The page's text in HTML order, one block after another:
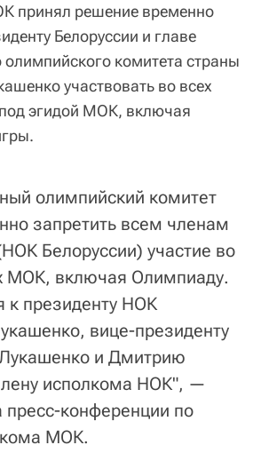
принял решение временно
Белоруссии и главе
олимпийского комитета страны
участвовать во всех
эгидой МОК, включая
олимпийский комитет
запретить всем членам
Белоруссии) участие во
МОК, включая Олимпиаду.
к президенту НОК
вице-президенту
и Дмитрию
исполкома НОК", —
пресс-конференции по
МОК.